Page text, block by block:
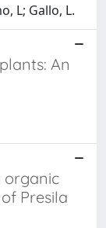
L; Gallo, L.
An
organic
Presila